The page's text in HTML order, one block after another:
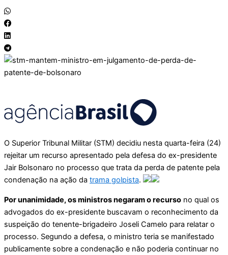
O Superior Tribunal Militar (STM) decidiu nesta quarta-feira (24)
rejeitar um recurso apresentado pela defesa do ex-presidente
Jair Bolsonaro no processo que trata da perda de patente pela
condenação na ação da trama golpista.
Por unanimidade, os ministros negaram o recurso no qual os
advogados do ex-presidente buscavam o reconhecimento da
suspeição do tenente-brigadeiro Joseli Camelo para relatar o
processo. Segundo a defesa, o ministro teria se manifestado
publicamente sobre a condenação e não poderia continuar no